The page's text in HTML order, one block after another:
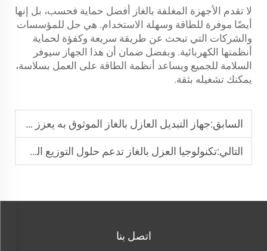
لا تقدم الأجهزة المغلفة بالغاز أفضل حماية فحسب، بل إنها
أيضًا موفرة للطاقة وسهلة الاستخدام. هي حل للمؤسسات
والشركات التي تبحث عن طريقة سريعة وكفؤة لحماية
أنظمتها الكهربائية. وبفضل ضمان أن هذا الجهاز سيوفر
السلامة للجميع ويساعد أنظمة الطاقة على العمل بسلاسة،
يمكنك تشغيله بثقة.
السابق:جهاز التبديل العازل بالغاز الموثوق به يعزز السلامة الكهربائية
التالي:تكنولوجيا العزل بالغاز تدعم حلول التوزيع الحديثة
اتصل بنا